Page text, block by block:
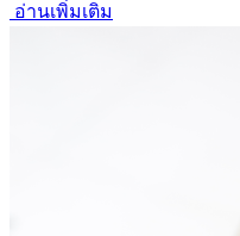
อ่านเพิ่มเติม